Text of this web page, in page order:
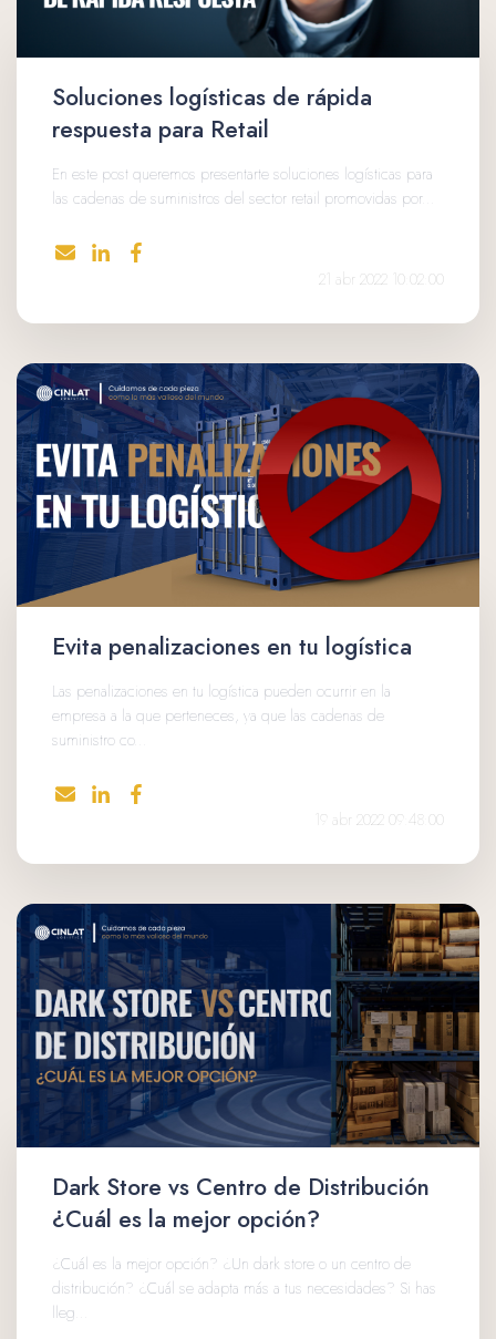
Soluciones logísticas de rápida
respuesta para Retail
En este post queremos presentarte soluciones logísticas para
las cadenas de suministros del sector retail promovidas por...
21 abr 2022 10:02:00
Evita penalizaciones en tu logística
Las penalizaciones en tu logística pueden ocurrir en la
empresa a la que perteneces, ya que las cadenas de
suministro co...
19 abr 2022 09:48:00
Dark Store vs Centro de Distribución
¿Cuál es la mejor opción?
¿Cuál es la mejor opción? ¿Un dark store o un centro de
distribución? ¿Cuál se adapta más a tus necesidades? Si has
lleg...